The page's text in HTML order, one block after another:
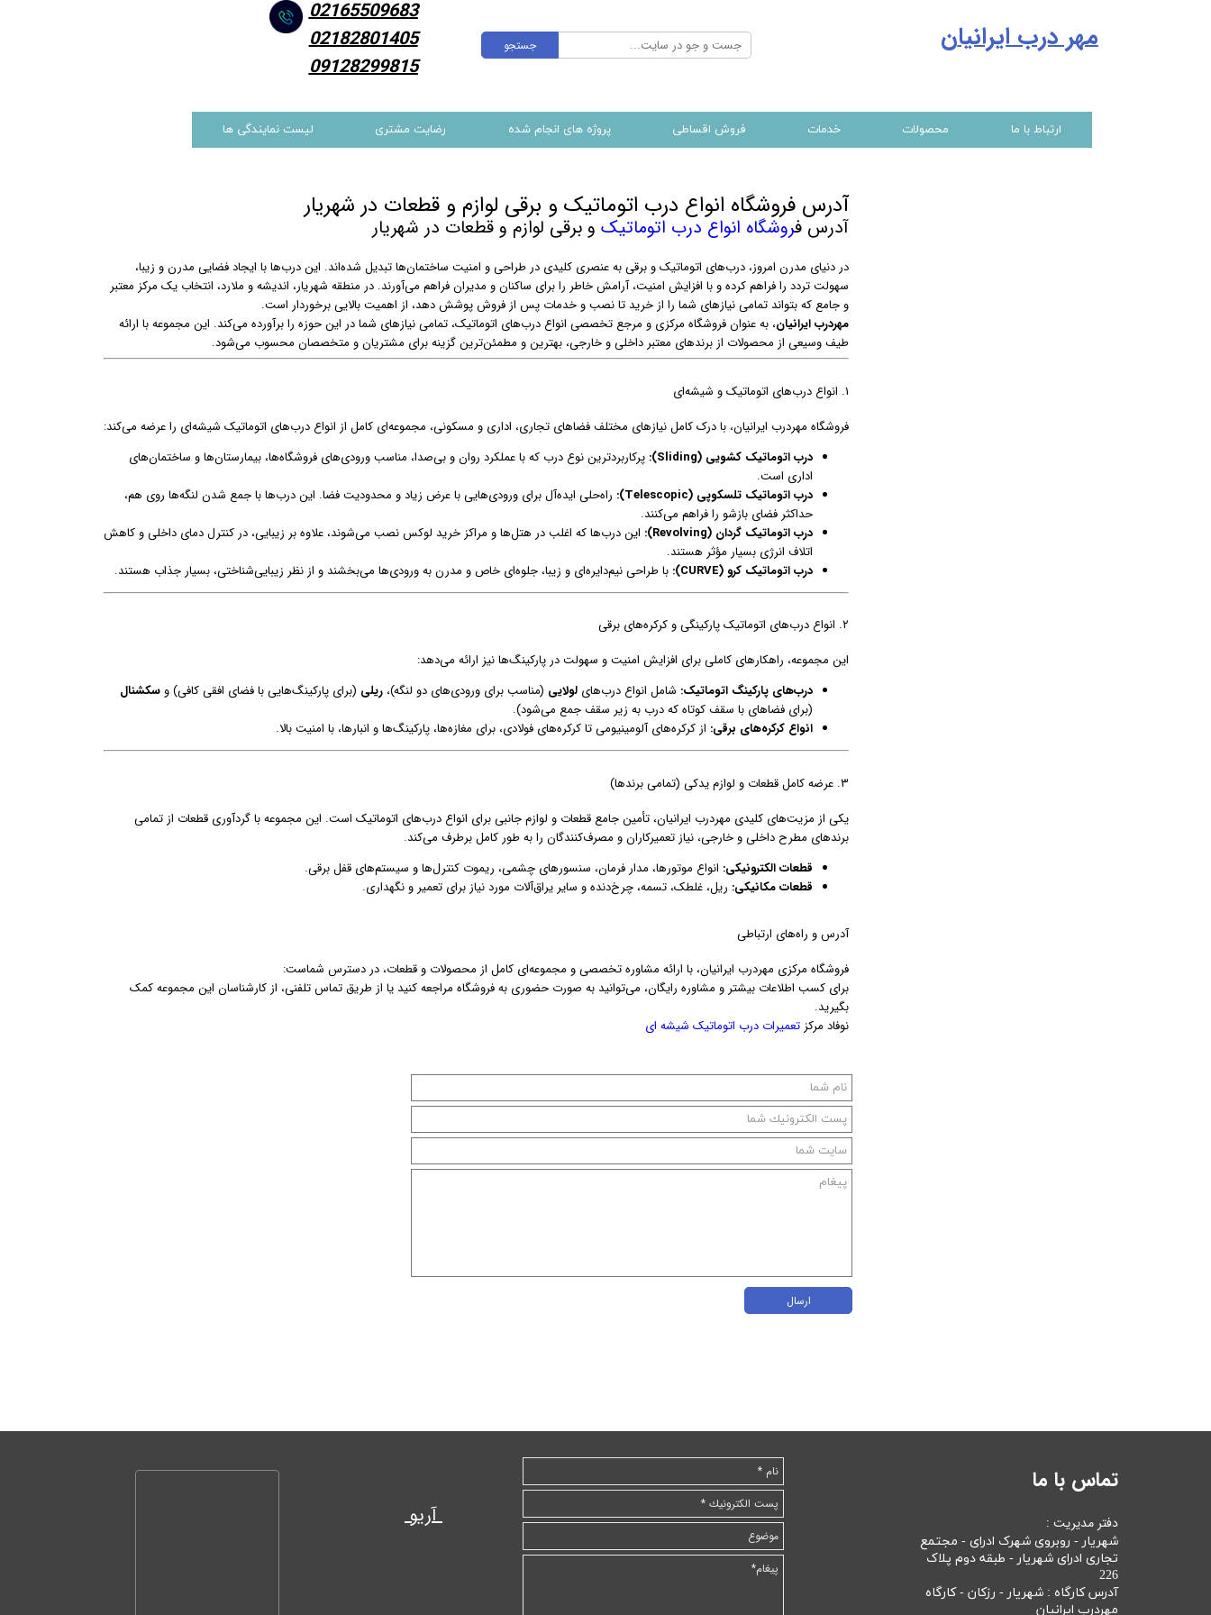
ارتباط با ما محصولات خدمات فروش اقساطی پروژه های انجام شده رضایت مشتری لیست نمایندگی ها
جستجو مهر درب ایرانیان
02165509683
02182801405
09128299815
آدرس فروشگاه انواع درب اتوماتیک و برقی لوازم و قطعات در شهریار
آدرس فروشگاه انواع درب اتوماتیک و برقی لوازم و قطعات در شهریار
در دنیای مدرن امروز، درب‌های اتوماتیک و برقی به عنصری کلیدی در طراحی و امنیت ساختمان‌ها تبدیل شده‌اند. این درب‌ها با ایجاد فضایی مدرن و زیبا،
سهولت تردد را فراهم کرده و با افزایش امنیت، آرامش خاطر را برای ساکنان و مدیران فراهم می‌آورند. در منطقه شهریار، اندیشه و ملارد، انتخاب یک مرکز معتبر
و جامع که بتواند تمامی نیازهای شما را از خرید تا نصب و خدمات پس از فروش پوشش دهد، از اهمیت بالایی برخوردار است.
مهردرب ایرانیان، به عنوان فروشگاه مرکزی و مرجع تخصصی انواع درب‌های اتوماتیک، تمامی نیازهای شما در این حوزه را برآورده می‌کند. این مجموعه با ارائه
طیف وسیعی از محصولات از برندهای معتبر داخلی و خارجی، بهترین و مطمئن‌ترین گزینه برای مشتریان و متخصصان محسوب می‌شود.
۱. انواع درب‌های اتوماتیک و شیشه‌ای
فروشگاه مهردرب ایرانیان، با درک کامل نیازهای مختلف فضاهای تجاری، اداری و مسکونی، مجموعه‌ای کامل از انواع درب‌های اتوماتیک شیشه‌ای را عرضه می‌کند:
درب اتوماتیک کشویی (Sliding):
پرکاربردترین نوع درب که با عملکرد روان و بی‌صدا، مناسب ورودی‌های فروشگاه‌ها، بیمارستان‌ها و ساختمان‌های
اداری است.
درب اتوماتیک تلسکوپی (Telescopic):
راه‌حلی ایده‌آل برای ورودی‌هایی با عرض زیاد و محدودیت فضا. این درب‌ها با جمع شدن لنگه‌ها روی هم،
حداکثر فضای بازشو را فراهم می‌کنند.
درب اتوماتیک گردان (Revolving):
این درب‌ها که اغلب در هتل‌ها و مراکز خرید لوکس نصب می‌شوند، علاوه بر زیبایی، در کنترل دمای داخلی و کاهش
اتلاف انرژی بسیار مؤثر هستند.
درب اتوماتیک کرو (CURVE):
با طراحی نیم‌دایره‌ای و زیبا، جلوه‌ای خاص و مدرن به ورودی‌ها می‌بخشند و از نظر زیبایی‌شناختی، بسیار جذاب هستند.
۲. انواع درب‌های اتوماتیک پارکینگی و کرکره‌های برقی
این مجموعه، راهکارهای کاملی برای افزایش امنیت و سهولت در پارکینگ‌ها نیز ارائه می‌دهد:
درب‌های پارکینگ اتوماتیک: شامل انواع درب‌هایلولایی (مناسب برای ورودی‌های دو لنگه)،ریلی (برای پارکینگ‌هایی با فضای افقی کافی) وسکشنال
(برای فضاهای با سقف کوتاه که درب به زیر سقف جمع می‌شود).
انواع کرکره‌های برقی: از کرکره‌های آلومینیومی تا کرکره‌های فولادی، برای مغازه‌ها، پارکینگ‌ها و انبارها، با امنیت بالا.
۳. عرضه کامل قطعات و لوازم یدکی (تمامی برندها)
یکی از مزیت‌های کلیدی مهردرب ایرانیان، تأمین جامع قطعات و لوازم جانبی برای انواع درب‌های اتوماتیک است. این مجموعه با گردآوری قطعات از تمامی
برندهای مطرح داخلی و خارجی، نیاز تعمیرکاران و مصرف‌کنندگان را به طور کامل برطرف می‌کند.
قطعات الکترونیکی: انواع موتورها، مدار فرمان، سنسورهای چشمی، ریموت کنترل‌ها و سیستم‌های قفل برقی.
قطعات مکانیکی: ریل، غلطک، تسمه، چرخ‌دنده و سایر یراق‌آلات مورد نیاز برای تعمیر و نگهداری.
آدرس و راه‌های ارتباطی
فروشگاه مرکزی مهردرب ایرانیان، با ارائه مشاوره تخصصی و مجموعه‌ای کامل از محصولات و قطعات، در دسترس شماست:
برای کسب اطلاعات بیشتر و مشاوره رایگان، می‌توانید به صورت حضوری به فروشگاه مراجعه کنید یا از طریق تماس تلفنی، از کارشناسان این مجموعه کمک
بگیرید.
نوفاد مرکزتعمیرات درب اتوماتیک شیشه ای
ارسال
تماس با ما
دفتر مدیریت :
شهریار - روبروی شهرک ادرای - مجتمع
تجاری ادرای شهریار - طبقه دوم پلاک
226
آدرس کارگاه : شهریار - رزکان - کارگاه
مهردرب ایرانیان
آریو